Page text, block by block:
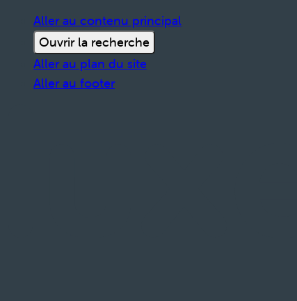
Aller au contenu principal
Ouvrir la recherche
Aller au plan du site
Aller au footer